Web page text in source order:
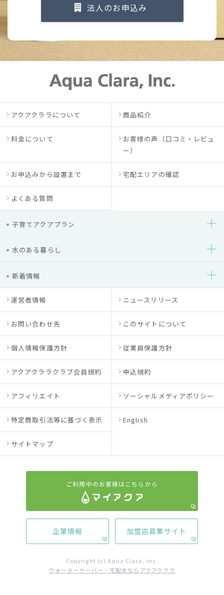
法人のお申込み
アクアクララについて 商品紹介
料金について
お客様の声（口コミ・レビュ
ー）
お申込みから設置まで 宅配エリアの確認
よくある質問
子育てアクアプラン
水のある暮らし
新着情報
運営者情報 ニュースリリース
お問い合わせ先 このサイトについて
個人情報保護方針 従業員保護方針
アクアクララクラブ会員規約 申込規約
アフィリエイト ソーシャルメディアポリシー
特定商取引法等に基づく表示 English
サイトマップ
ご利用中のお客様はこちらから
企業情報 加盟店募集サイト
Copyright (c) Aqua Clara, inc.
ウォーターサーバー・宅配水ならアクアクララ